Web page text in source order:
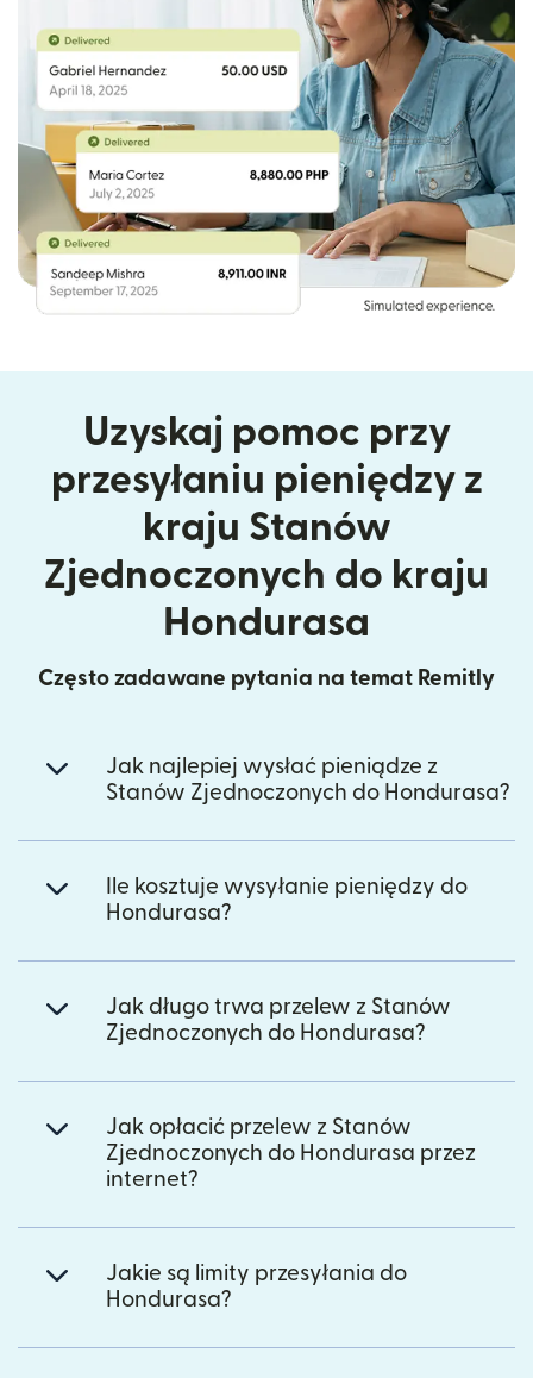
Uzyskaj pomoc przy
przesyłaniu pieniędzy z
kraju Stanów
Zjednoczonych do kraju
Hondurasa
Często zadawane pytania na temat Remitly
Jak najlepiej wysłać pieniądze z
Stanów Zjednoczonych do Hondurasa?
Ile kosztuje wysyłanie pieniędzy do
Hondurasa?
Jak długo trwa przelew z Stanów
Zjednoczonych do Hondurasa?
Jak opłacić przelew z Stanów
Zjednoczonych do Hondurasa przez
internet?
Jakie są limity przesyłania do
Hondurasa?